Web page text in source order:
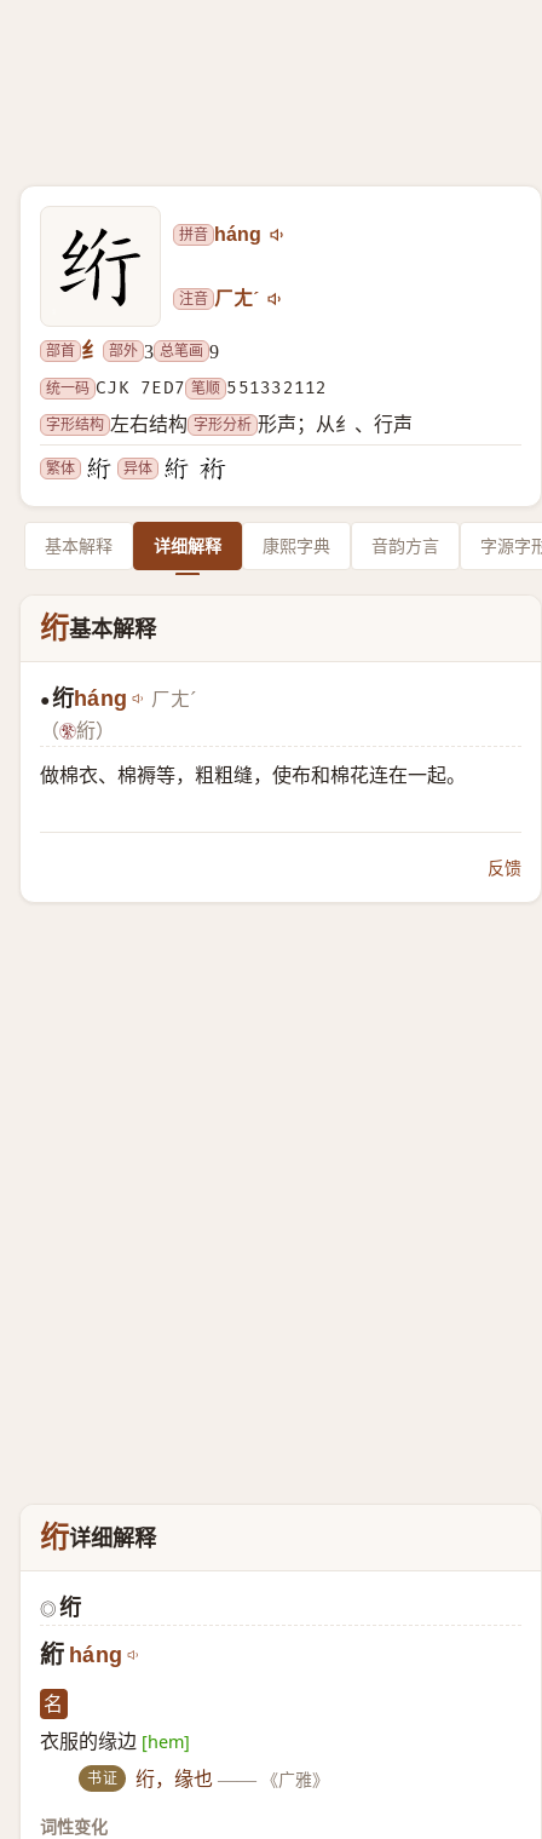
拼音 háng
注音 ㄏㄤˊ
部首 纟 部外 3 总笔画 9
统一码 CJK 7ED7 笔顺 551332112
字形结构 左右结构 字形分析 形声；从纟、行声
繁体 异体
基本解释 详细解释 康熙字典 音韵方言 字源字
绗基本解释
●绗háng ㄏㄤˊ
（
絎）
做棉衣、棉褥等，粗粗缝，使布和棉花连在一起。
反馈
绗详细解释
◎ 绗
絎 háng
名
衣服的缘边 [hem]
书证 绗，缘也 —— 《广雅》
词性变化